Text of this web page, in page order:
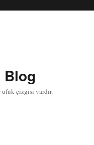
Blog
çizgisi vardır.